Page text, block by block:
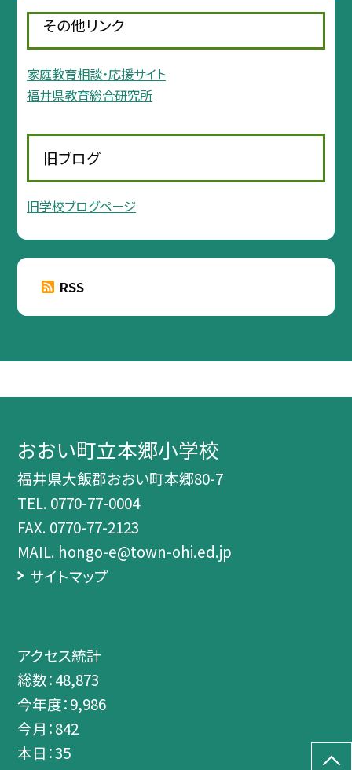
その他リンク
家庭教育相談・応援サイト
福井県教育総合研究所
旧ブログ
旧学校ブログページ
RSS
おおい町立本郷小学校
福井県大飯郡おおい町本郷80-7
TEL. 0770-77-0004
FAX. 0770-77-2123
MAIL. hongo-e@town-ohi.ed.jp
サイトマップ
アクセス統計
総数：48,873
今年度：9,986
今月：842
本日：35